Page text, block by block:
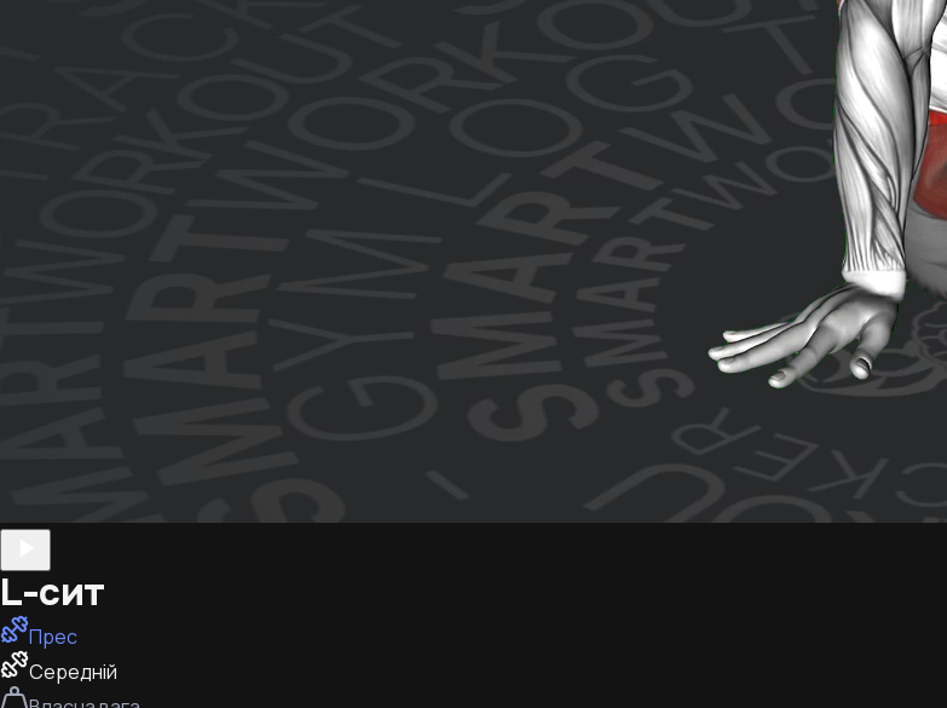
L-сит
Прес
Середній